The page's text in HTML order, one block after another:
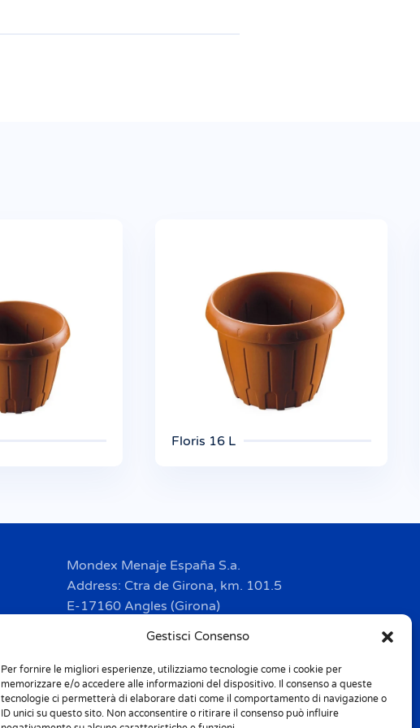
Gestisci Consenso
Per fornire le migliori esperienze, utilizziamo tecnologie come i cookie per
memorizzare e/o accedere alle informazioni del dispositivo. Il consenso a queste
tecnologie ci permetterà di elaborare dati come il comportamento di navigazione o
ID unici su questo sito. Non acconsentire o ritirare il consenso può influire
Floris 16 L
Mondex Menaje España S.a.
Address: Ctra de Girona, km. 101.5
E-17160 Angles (Girona)
info.spain@m-home.com